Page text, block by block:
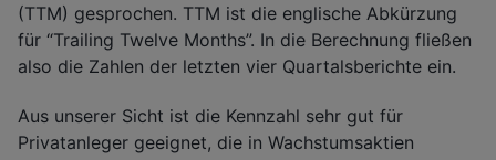
(TTM) gesprochen. TTM ist die englische Abkürzung
für “Trailing Twelve Months”. In die Berechnung fließen
also die Zahlen der letzten vier Quartalsberichte ein.
Aus unserer Sicht ist die Kennzahl sehr gut für
Privatanleger geeignet, die in Wachstumsaktien